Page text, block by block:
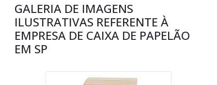
GALERIA DE IMAGENS
ILUSTRATIVAS REFERENTE À
EMPRESA DE CAIXA DE PAPELÃO
EM SP